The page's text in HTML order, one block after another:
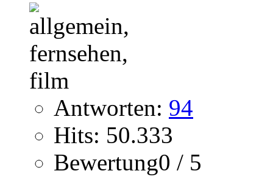
Antworten: 94
Hits: 50.333
Bewertung0 / 5